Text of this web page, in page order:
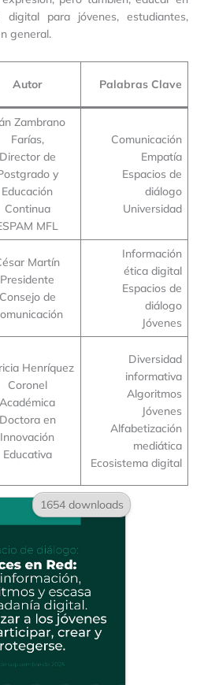
digital para jóvenes, estudiantes,
general.
Autor Palabras Clave
Zambrano
Farías,
Director de
y
Educación
Continua
MFL
Comunicación
Empatía
Espacios de
diálogo
Universidad
Martín
Presidente
Consejo de
Información
ética digital
Espacios de
diálogo
Jóvenes
Henríquez
Coronel
Académica
Doctora en
Innovación
Educativa
Diversidad
informativa
Algoritmos
Jóvenes
Alfabetización
mediática
Ecosistema digital
1654 downloads